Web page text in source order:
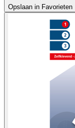
Opslaan in Favorieten